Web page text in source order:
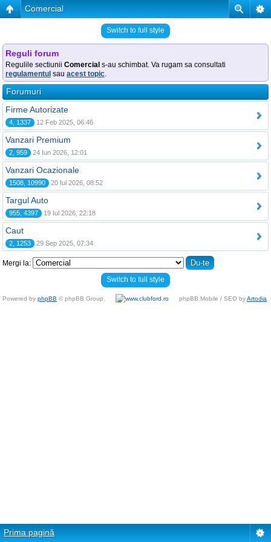
Comercial
Switch to full style
Reguli forum
Regulile sectiunii Comercial s-au schimbat. Va rugam sa consultati
regulamentul sau acest topic.
Forumuri
Firme Autorizate
4, 1337 12 Feb 2025, 06:46
Vanzari Premium
2, 959 24 Iun 2026, 12:01
Vanzari Ocazionale
1508, 10990 20 Iul 2026, 08:52
Targul Auto
955, 4397 19 Iul 2026, 22:18
Caut
2, 1253 29 Sep 2025, 07:34
Mergi la:
Switch to full style
Powered by phpBB © phpBB Group. phpBB Mobile / SEO byArtodia
Prima pagină